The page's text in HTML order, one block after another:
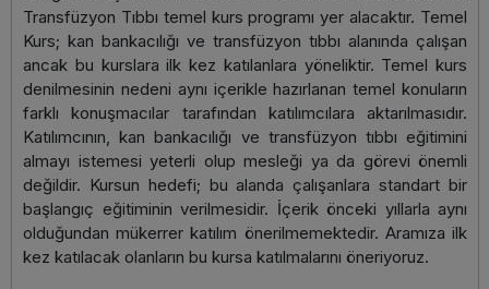
Transfüzyon Tıbbı temel kurs programı yer alacaktır. Temel
Kurs; kan bankacılığı ve transfüzyon tıbbı alanında çalışan
ancak bu kurslara ilk kez katılanlara yöneliktir. Temel kurs
denilmesinin nedeni aynı içerikle hazırlanan temel konuların
farklı konuşmacılar tarafından katılımcılara aktarılmasıdır.
Katılımcının, kan bankacılığı ve transfüzyon tıbbı eğitimini
almayı istemesi yeterli olup mesleği ya da görevi önemli
değildir. Kursun hedefi; bu alanda çalışanlara standart bir
başlangıç eğitiminin verilmesidir. İçerik önceki yıllarla aynı
olduğundan mükerrer katılım önerilmemektedir. Aramıza ilk
kez katılacak olanların bu kursa katılmalarını öneriyoruz.